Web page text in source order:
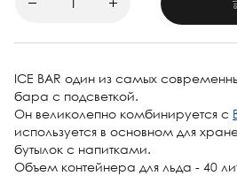
ICE BAR один из самых
бара с подсветкой.
Он великолепно комбинируется с
используется в основном для
бутылок с напитками.
Объем контейнера для льда - 40